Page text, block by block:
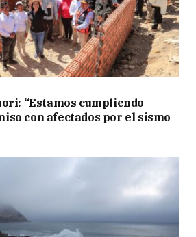
“Estamos cumpliendo
con afectados por el sismo